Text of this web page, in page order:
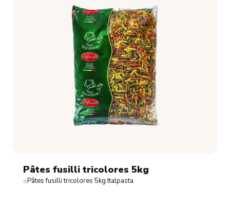
Pâtes fusilli tricolores 5kg
Pâtes fusilli tricolores 5kg Italpasta